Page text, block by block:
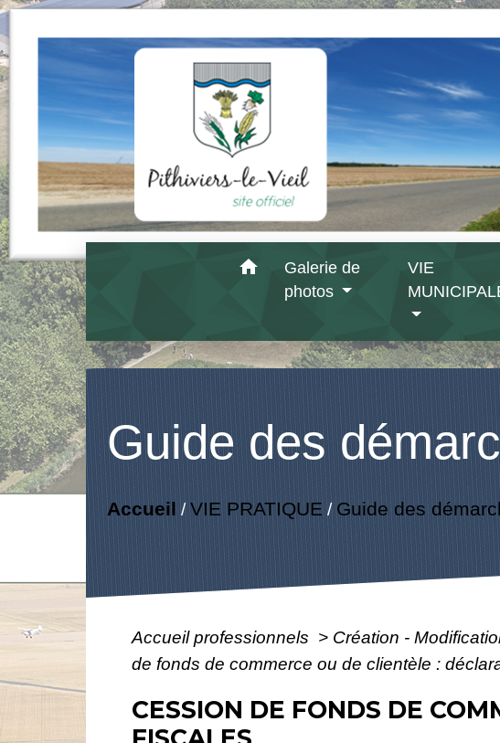
home
Galerie de
photos
VIE
Guide des
Accueil /VIE PRATIQUE/ Guide des
Accueil professionnels > Création -
de fonds de commerce ou de clientèle :
CESSION DE FONDS DE